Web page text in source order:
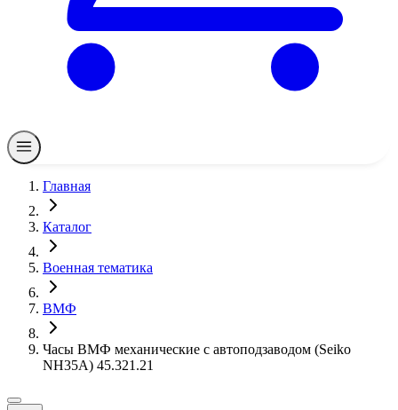
Главная
Каталог
Военная тематика
ВМФ
Часы ВМФ механические с автоподзаводом (Seiko
NH35A) 45.321.21